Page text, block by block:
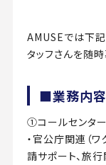
AMUSEでは下
タッフさんを随
■業務内容
①コールセンター
・官公庁関連（
請サポート、旅